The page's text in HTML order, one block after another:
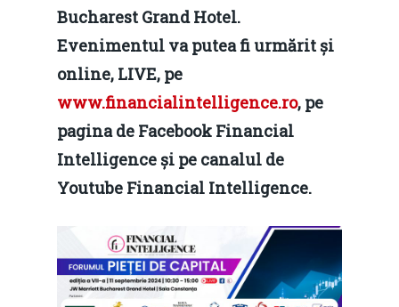
Bucharest Grand Hotel.
Evenimentul va putea fi urmărit și
online, LIVE, pe
www.financialintelligence.ro, pe
pagina de Facebook Financial
Intelligence și pe canalul de
Youtube Financial Intelligence.